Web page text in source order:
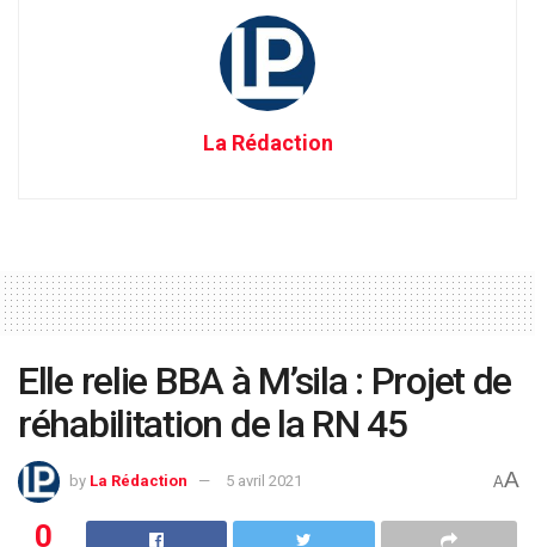
La Rédaction
Elle relie BBA à M’sila : Projet de
réhabilitation de la RN 45
by La Rédaction 5 avril 2021 AA
0